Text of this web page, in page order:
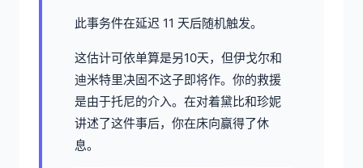
此事务件在延迟 11 天后随机触发。
这估计可依单算是另10天，但伊戈尔和
迪米特里决固不这子即将作。你的救援
是由于托尼的介入。在对着黛比和珍妮
讲述了这件事后，你在床向赢得了休
息。